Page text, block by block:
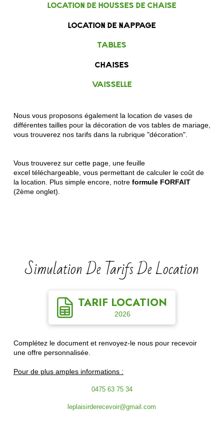
location de housses de chaise
location de nappage
tables
chaises
vaisselle
Nous vous proposons également la location de vases de
différentes tailles pour la décoration de vos tables de mariage,
vous trouverez nos tarifs dans la rubrique "décoration".
Vous trouverez sur cette page, une feuille
excel téléchargeable, vous permettant de calculer le coût de
la location. Plus simple encore, notre formule FORFAIT
(2ème onglet).
Simulation De Tarifs De Location
TARIF LOCATION
2026
Complétez le document et renvoyez-le nous pour recevoir
une offre personnalisée.
Pour de plus amples informations :
0475 63 75 34
leplaisirderecevoir@gmail.com